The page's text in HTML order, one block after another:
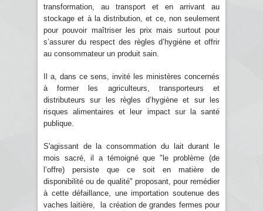
transformation, au transport et en arrivant au
stockage et à la distribution, et ce, non seulement
pour pouvoir maîtriser les prix mais surtout pour
s’assurer du respect des règles d’hygiène et offrir
au consommateur un produit sain.
Il a, dans ce sens, invité les ministères concernés
à former les agriculteurs, transporteurs et
distributeurs sur les règles d’hygiène et sur les
risques alimentaires et leur impact sur la santé
publique.
S'agissant de la consommation du lait durant le
mois sacré, il a témoigné que "le problème (de
l’offre) persiste que ce soit en matière de
disponibilité ou de qualité" proposant, pour remédier
à cette défaillance, une importation soutenue des
vaches laitière, la création de grandes fermes pour